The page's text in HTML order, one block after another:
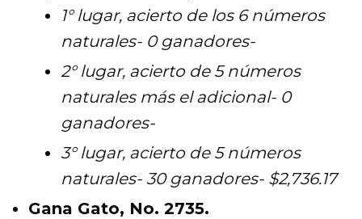
1° lugar, acierto de los 6 números
naturales- 0 ganadores-
2° lugar, acierto de 5 números
naturales más el adicional- 0
ganadores-
3° lugar, acierto de 5 números
naturales- 30 ganadores- $2,736.17
Gana Gato, No. 2735.